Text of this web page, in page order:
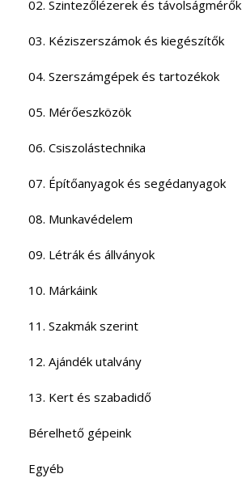
02. Szintezőlézerek és távolságmérők
03. Kéziszerszámok és kiegészítők
04. Szerszámgépek és tartozékok
05. Mérőeszközök
06. Csiszolástechnika
07. Építőanyagok és segédanyagok
08. Munkavédelem
09. Létrák és állványok
10. Márkáink
11. Szakmák szerint
12. Ajándék utalvány
13. Kert és szabadidő
Bérelhető gépeink
Egyéb